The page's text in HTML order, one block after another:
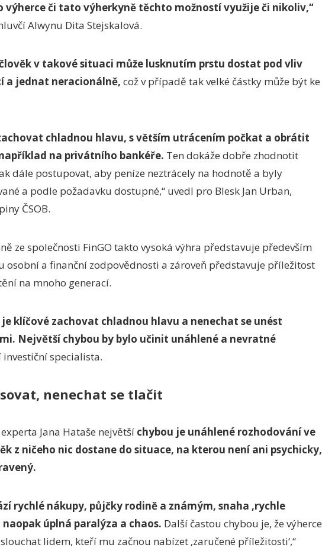
či tato výherkyně těchto možností využije či nikoliv,“
Alwynu Dita Stejskalová.
v takové situaci může lusknutím prstu dostat pod vliv
a jednat neracionálně, což v případě tak velké částky může být ke
chladnou hlavu, s větším utrácením počkat a obrátit
na privátního bankéře. Ten dokáže dobře zhodnotit
dále postupovat, aby peníze neztrácely na hodnotě a byly
a podle požadavku dostupné,“ uvedl pro Blesk Jan Urban,
ČSOB.
ze společnosti FinGO takto vysoká výhra představuje především
osobní a finanční zodpovědnosti a zároveň představuje příležitost
na mnoho generací.
klíčové zachovat chladnou hlavu a nenechat se unést
Největší chybou by bylo učinit unáhlené a nevratné
investiční specialista.
nenechat se tlačit
Jana Hataše největší chybou je unáhlené rozhodování ve
z ničeho nic dostane do situace, na kterou není ani psychicky,
rychlé nákupy, půjčky rodině a známým, snaha ‚rychle
úplná paralýza a chaos. Další častou chybou je, že výherce
lidem, kteří mu začnou nabízet ‚zaručené příležitosti‘,“